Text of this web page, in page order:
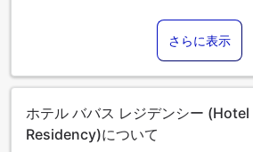
添い寝の場合は宿泊無料です。
13歳以上のゲストは大人とみなされます
エキストラベッドの追加可否は、お部屋
ます。各部屋タイプ欄の記載をご確認
さらに表示
ホテル ババス レジデンシー (Hotel
Residency)について